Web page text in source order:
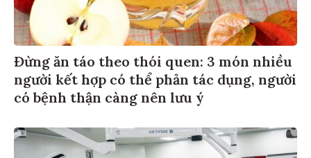
Đừng ăn táo theo thói quen: 3 món nhiều
người kết hợp có thể phản tác dụng, người
có bệnh thận càng nên lưu ý